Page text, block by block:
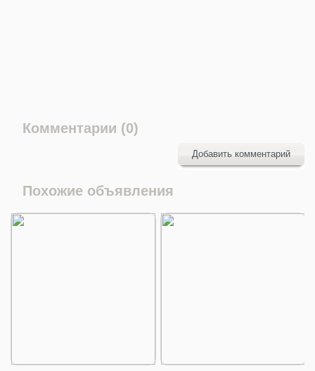
Комментарии (0)
Добавить комментарий
Похожие объявления